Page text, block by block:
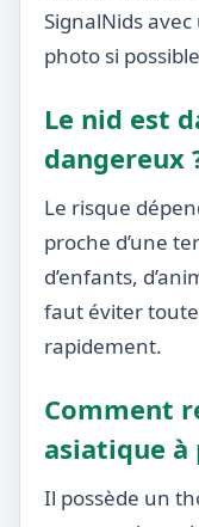
SignalNids
photo si
Le nid est
dangereux
Le risque
proche d’une
d’enfants,
faut éviter
rapidement.
Comment
asiatique à
Il possède un